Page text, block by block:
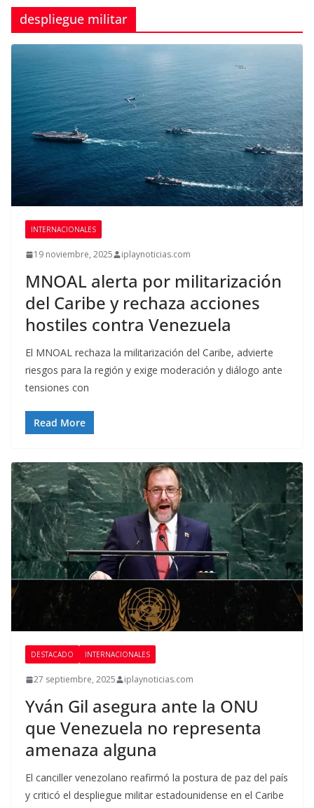
despliegue militar
INTERNACIONALES
19 noviembre, 2025 iplaynoticias.com
MNOAL alerta por militarización
del Caribe y rechaza acciones
hostiles contra Venezuela
El MNOAL rechaza la militarización del Caribe, advierte
riesgos para la región y exige moderación y diálogo ante
tensiones con
Read More
DESTACADO INTERNACIONALES
27 septiembre, 2025 iplaynoticias.com
Yván Gil asegura ante la ONU
que Venezuela no representa
amenaza alguna
El canciller venezolano reafirmó la postura de paz del país
y criticó el despliegue militar estadounidense en el Caribe